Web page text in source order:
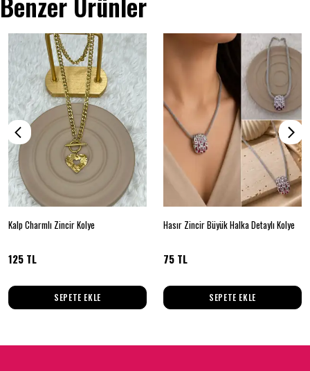
Kalp Charmlı Zincir Kolye
125 TL
SEPETE EKLE
Hasır Zincir Büyük Halka Detaylı Kolye
75 TL
SEPETE EKLE